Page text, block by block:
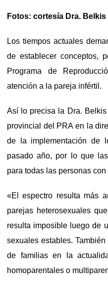
Fotos: cortesía Dra.
Los tiempos actuales
de establecer conceptos,
Programa de
atención a la pareja infértil.
Así lo precisa la Dra.
provincial del PRA en la
de la implementación de
pasado año, por lo que
para todas las personas
«El espectro resulta más
parejas heterosexuales
resulta imposible luego de
sexuales estables.
de familias en la
homoparentales o